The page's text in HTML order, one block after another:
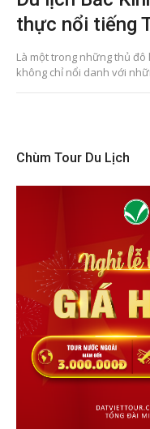
thực nổi tiếng
Là một trong những thủ đô
không chỉ nổi danh với
Chùm Tour Du Lịch